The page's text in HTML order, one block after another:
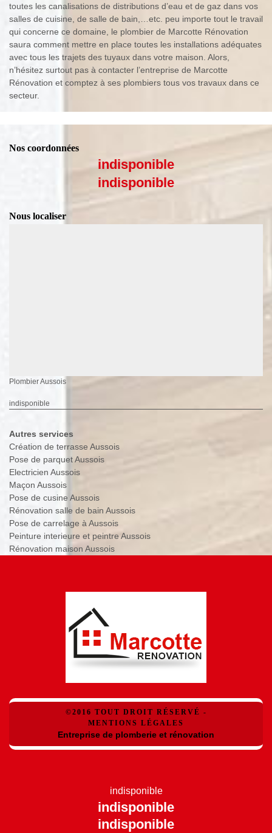
toutes les canalisations de distributions d’eau et de gaz dans vos
salles de cuisine, de salle de bain,…etc. peu importe tout le travail
qui concerne ce domaine, le plombier de Marcotte Rénovation
saura comment mettre en place toutes les installations adéquates
avec tous les trajets des tuyaux dans votre maison. Alors,
n’hésitez surtout pas à contacter l’entreprise de Marcotte
Rénovation et comptez à ses plombiers tous vos travaux dans ce
secteur.
Nos coordonnées
indisponible
indisponible
Nous localiser
Plombier Aussois
indisponible
Autres services
Création de terrasse Aussois
Pose de parquet Aussois
Electricien Aussois
Maçon Aussois
Pose de cusine Aussois
Rénovation salle de bain Aussois
Pose de carrelage à Aussois
Peinture interieure et peintre Aussois
Rénovation maison Aussois
©2016 TOUT DROIT RÉSERVÉ -
MENTIONS LÉGALES
Entreprise de plomberie et rénovation
indisponible
indisponible
indisponible